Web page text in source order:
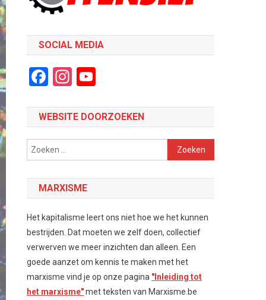
SOCIAL MEDIA
Facebook
Instagram
WEBSITE DOORZOEKEN
Zoeken
naar:
MARXISME
Het kapitalisme leert ons niet hoe we het kunnen
bestrijden. Dat moeten we zelf doen, collectief
verwerven we meer inzichten dan alleen. Een
goede aanzet om kennis te maken met het
marxisme vind je op onze pagina "Inleiding tot
het marxisme"met teksten van Marxisme.be